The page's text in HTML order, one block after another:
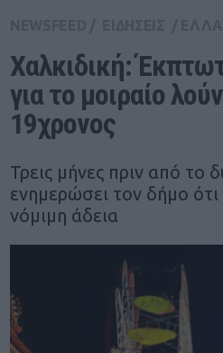
Χαλκιδική:
για το μοιραίο
19χρονος
Τρεις μήνες πριν από το
ενημερώσει τον δήμο
νόμιμη άδεια